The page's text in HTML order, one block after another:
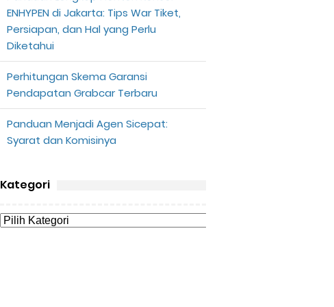
ENHYPEN di Jakarta: Tips War Tiket,
Persiapan, dan Hal yang Perlu
Diketahui
Perhitungan Skema Garansi
Pendapatan Grabcar Terbaru
Panduan Menjadi Agen Sicepat:
Syarat dan Komisinya
Kategori